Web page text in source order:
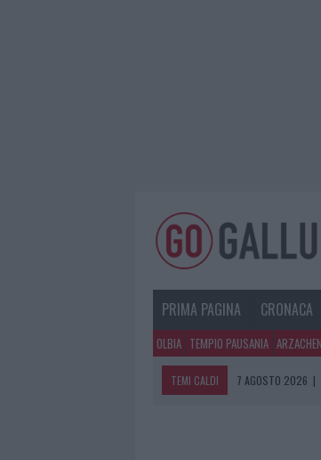
PRIMA PAGINA CRONACA
OLBIA TEMPIO PAUSANIA
TEMI CALDI 7 AGOSTO 2026 |